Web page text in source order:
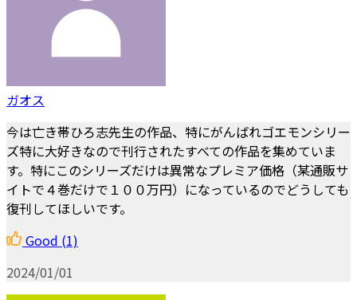
ガオス
今は亡き帯ひろ志先生の作品、特にがんばれゴエモンシリー
ズ特に大好きなので刊行されたすべての作品を集めていま
す。特にこのシリーズだけは異常なプレミア価格（某通販サ
イトで４巻だけで１００万円）になっているのでどうしても
復刊してほしいです。
Good (1)
2024/01/01